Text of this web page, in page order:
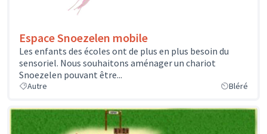
Espace Snoezelen mobile
Les enfants des écoles ont de plus en plus besoin du
sensoriel. Nous souhaitons aménager un chariot
Snoezelen pouvant être...
Autre Bléré